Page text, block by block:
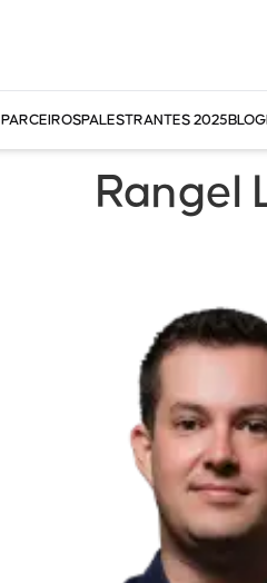
PARCEIROSPALESTRANTES 2025 BLOG
Rangel